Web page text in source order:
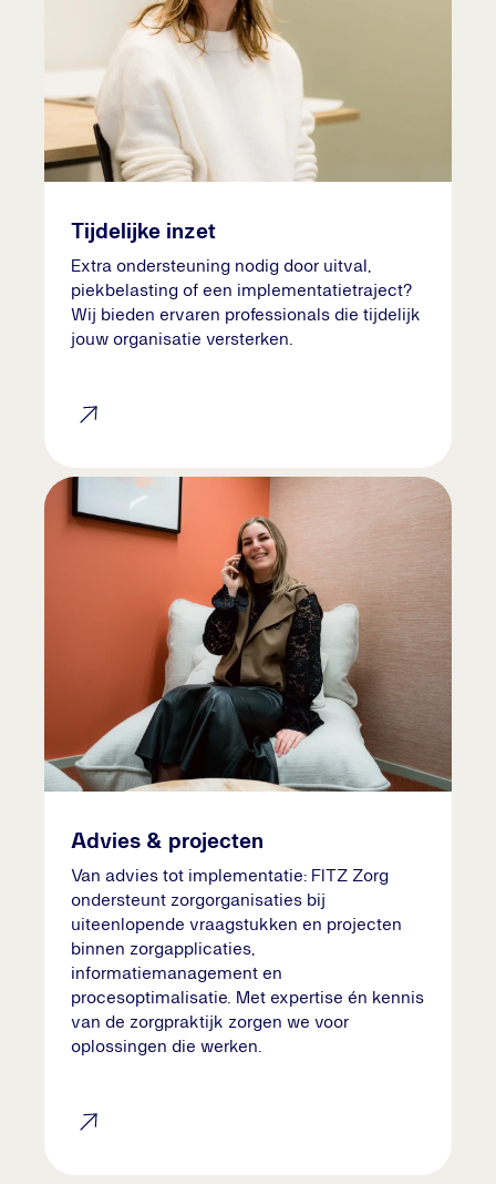
Tijdelijke inzet
Extra ondersteuning nodig door uitval,
piekbelasting of een implementatietraject?
Wij bieden ervaren professionals die tijdelijk
jouw organisatie versterken.
Advies & projecten
Van advies tot implementatie: FITZ Zorg
ondersteunt zorgorganisaties bij
uiteenlopende vraagstukken en projecten
binnen zorgapplicaties,
informatiemanagement en
procesoptimalisatie. Met expertise én kennis
van de zorgpraktijk zorgen we voor
oplossingen die werken.